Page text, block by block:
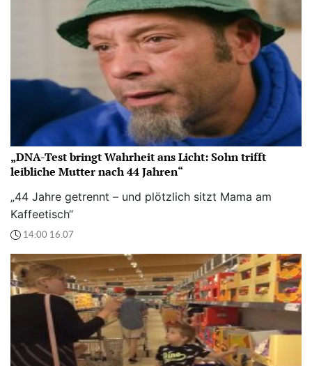
„DNA-Test bringt Wahrheit ans Licht: Sohn trifft
leibliche Mutter nach 44 Jahren“
„44 Jahre getrennt – und plötzlich sitzt Mama am
Kaffeetisch“
14:00 16.07